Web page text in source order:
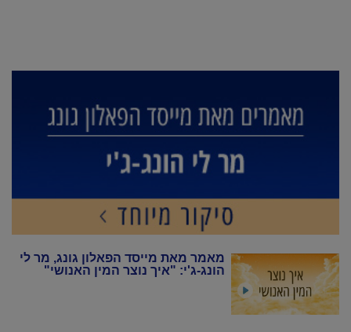
מאמר מאת מייסד הפאלון גונג, מר לי
הונג-ג'י: "איך נוצר המין האנושי"